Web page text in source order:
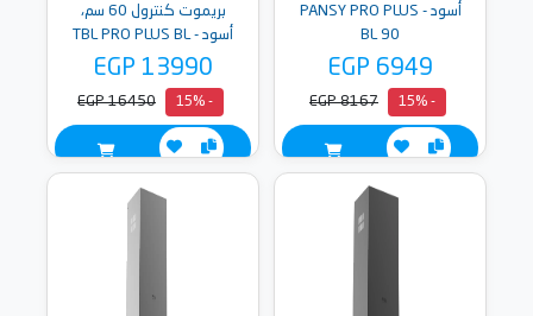
أسود - PANSY PRO PLUS
BL 90
EGP 6949
- 15%
EGP 8167
بريموت كنترول 60 سم،
أسود - TBL PRO PLUS BL
60
EGP 13990
- 15%
EGP 16450